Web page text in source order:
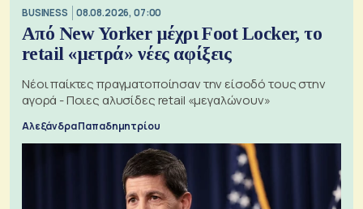
BUSINESS 08.08.2026, 07:00
Από New Yorker μέχρι Foot Locker, το
retail «μετρά» νέες αφίξεις
Νέοι παίκτες πραγματοποίησαν την είσοδό τους στην
αγορά - Ποιες αλυσίδες retail «μεγαλώνουν»
Αλεξάνδρα Παπαδημητρίου